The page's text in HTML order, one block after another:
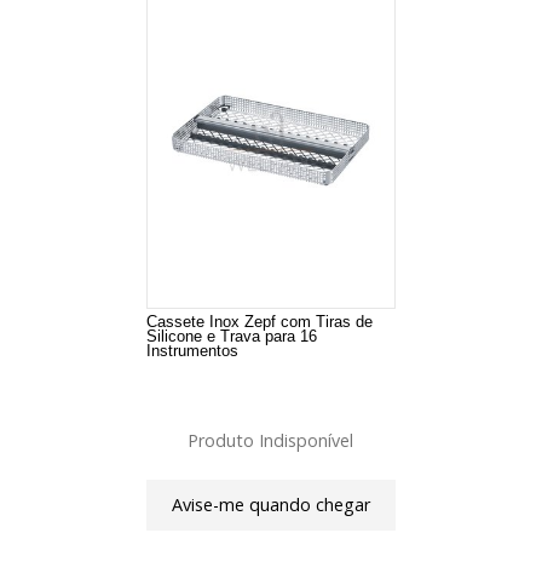
Cassete Inox Zepf com Tiras de
Silicone e Trava para 16
Instrumentos
Produto Indisponível
Avise-me quando chegar